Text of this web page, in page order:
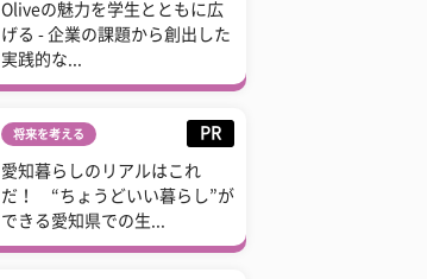
Oliveの魅力を学生とともに広
げる - 企業の課題から創出した
実践的な...
将来を考える PR
愛知暮らしのリアルはこれ
だ！ “ちょうどいい暮らし”が
できる愛知県での生...